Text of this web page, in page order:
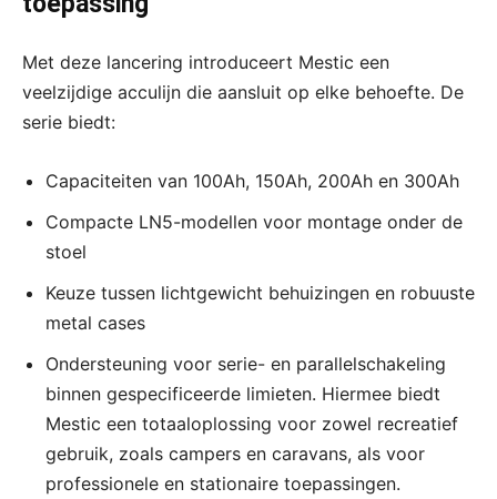
Met deze lancering introduceert Mestic een
veelzijdige acculijn die aansluit op elke behoefte. De
serie biedt:
Capaciteiten van 100Ah, 150Ah, 200Ah en 300Ah
Compacte LN5-modellen voor montage onder de
stoel
Keuze tussen lichtgewicht behuizingen en robuuste
metal cases
Ondersteuning voor serie- en parallelschakeling
binnen gespecificeerde limieten. Hiermee biedt
Mestic een totaaloplossing voor zowel recreatief
gebruik, zoals campers en caravans, als voor
professionele en stationaire toepassingen.